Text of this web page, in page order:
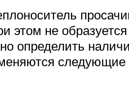
этом не
определить
следующие